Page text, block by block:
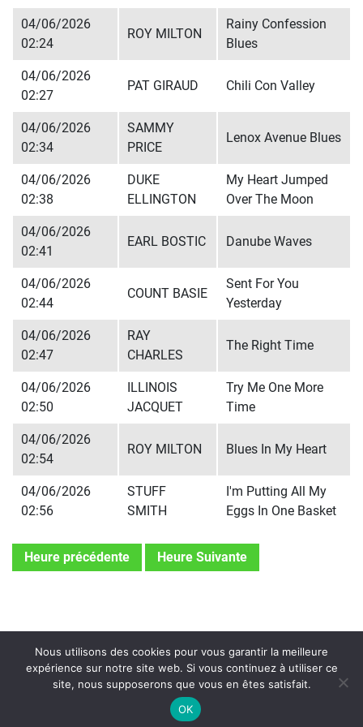
04/06/2026
02:24
ROY MILTON
Rainy Confession
Blues
04/06/2026
02:27
PAT GIRAUD Chili Con Valley
04/06/2026
02:34
SAMMY
PRICE
Lenox Avenue Blues
04/06/2026
02:38
DUKE
ELLINGTON
My Heart Jumped
Over The Moon
04/06/2026
02:41
EARL BOSTIC Danube Waves
04/06/2026
02:44
COUNT BASIE
Sent For You
Yesterday
04/06/2026
02:47
RAY
CHARLES
The Right Time
04/06/2026
02:50
ILLINOIS
JACQUET
Try Me One More
Time
04/06/2026
02:54
ROY MILTON Blues In My Heart
04/06/2026
02:56
STUFF
SMITH
I'm Putting All My
Eggs In One Basket
Heure précédente Heure Suivante
On Air : DOC CHEATHAM / SAMMY
Nous utilisons des cookies pour vous garantir la meilleure
expérience sur notre site web. Si vous continuez à utiliser ce
site, nous supposerons que vous en êtes satisfait.
OK